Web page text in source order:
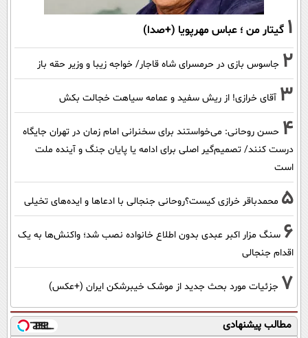
1 گیتار من ؛ عباس مهرپویا (+صدا)
2 جاسوس بازی در حرمسرای شاه قاجار/ خواجه زیبا و وزیر حقه باز
3 آقای خرازی! از ریش سفید و عمامه سیاهت خجالت بکش
4 حسن روحانی: می‌خواستند برای سخنرانی امام زمان در تهران جایگاه
درست کنند/ تصمیم‌گیر اصلی برای ادامه یا پایان جنگ و آینده ملت
است
5 محمدباقر خرازی کیست؟روحانی جنجالی با ادعاها و ایده‌های تخیلی
6 سنگ مزار اکبر عبدی بدون اطلاع خانواده نصب شد؛ واکنش‌ها به یک
اقدام جنجالی
7 جزئیات مورد بحث جدید از موشک خیبرشکن ایران (+عکس)
مطالب پیشنهادی